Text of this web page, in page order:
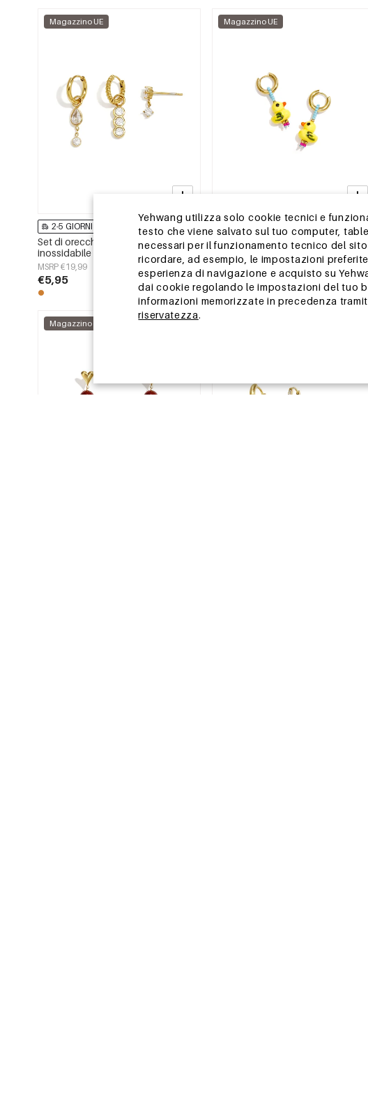
Yehwang utilizza solo cookie tecnici e
testo che viene salvato sul tuo computer,
necessari per il funzionamento tecnico del
ricordare, ad esempio, le impostazioni
esperienza di navigazione e acquisto su
dai cookie regolando le impostazioni del tuo
informazioni memorizzate in precedenza
riservatezza.
Magazzino UE
2-5 GIORNI
Set di orecchini in acciaio
inossidabile Circle Daily Serie
Semplice Gioiello da Donna
MSRP €19,99
€5,95
Magazzino UE
2-5 GIORNI
Orecchini in acciaio inossidabile
perline a forma di animale, carini e
semplici, della serie Daily Simple,
gioielli da donna.
MSRP €14,99
€4,50
Magazzino UE